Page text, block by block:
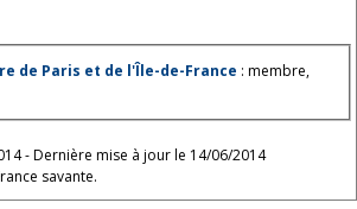
de Paris et de l'Île-de-France : membre,
- Dernière mise à jour le 14/06/2014
savante.